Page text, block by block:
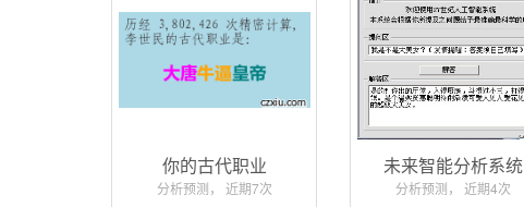
你的古代职业
分析预测， 近期7次
未来智能分析系统
分析预测， 近期4次